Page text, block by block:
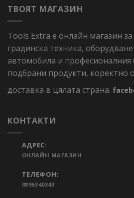
ТВОЯТ МАГАЗИН
Tools Extra е онлайн магазин
градинска техника,
автомобила и професионалния
подбрани продукти, коректно
доставка в цялата страна.
КОНТАКТИ
АДРЕС:
ОНЛАЙН МАГАЗИН
ТЕЛЕФОН:
0896340343